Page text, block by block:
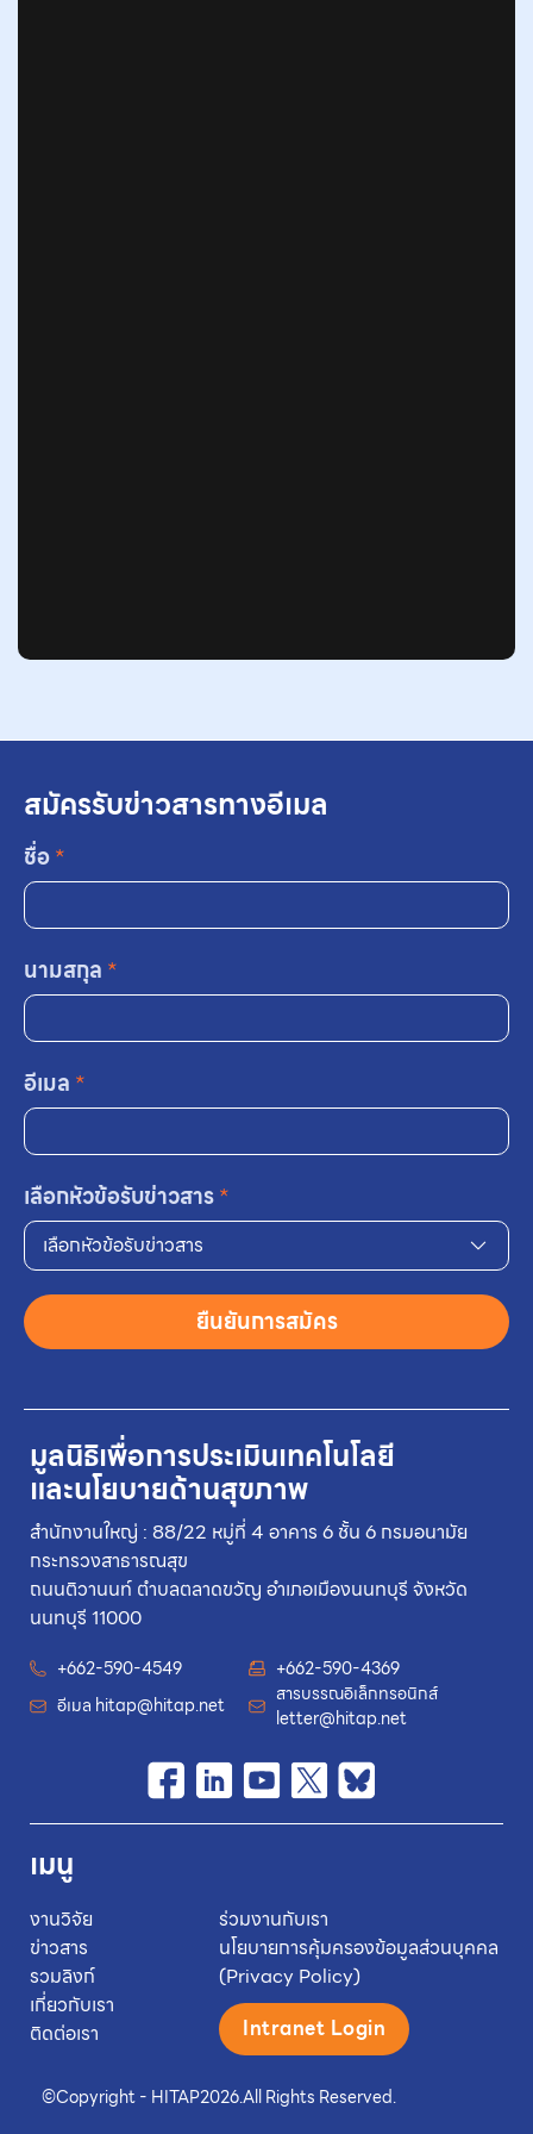
©Copyright - HITAP2026.All Rights Reserved.
มูลนิธิเพื่อการประเมินเทคโนโลยี
และนโยบายด้านสุขภาพ
สำนักงานใหญ่ : 88/22 หมู่ที่ 4 อาคาร 6 ชั้น 6 กรมอนามัย
กระทรวงสาธารณสุข
ถนนติวานนท์ ตำบลตลาดขวัญ อำเภอเมืองนนทบุรี จังหวัด
นนทบุรี 11000
+662-590-4549
+662-590-4369
อีเมล hitap@hitap.net
สารบรรณอิเล็กทรอนิกส์
letter@hitap.net
เมนู
งานวิจัย
ข่าวสาร
รวมลิงก์
เกี่ยวกับเรา
ติดต่อเรา
ร่วมงานกับเรา
นโยบายการคุ้มครองข้อมูลส่วนบุคคล
(Privacy Policy)
Intranet Login
สมัครรับข่าวสารทางอีเมล
ชื่อ*
นามสกุล *
อีเมล *
เลือกหัวข้อรับข่าวสาร*
เลือกหัวข้อรับข่าวสาร
ยืนยันการสมัคร